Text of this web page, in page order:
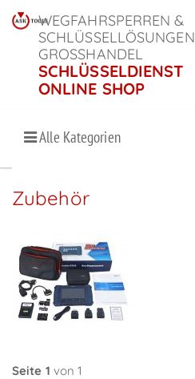
WEGFAHRSPERREN &
SCHLÜSSELLÖSUNGEN
GROSSHANDEL
SCHLÜSSELDIENST
ONLINE SHOP
Alle Kategorien
Zubehör
Seite 1 von 1